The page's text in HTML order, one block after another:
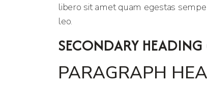
libero sit amet quam egestas
leo.
SECONDARY
PARAGRAPH